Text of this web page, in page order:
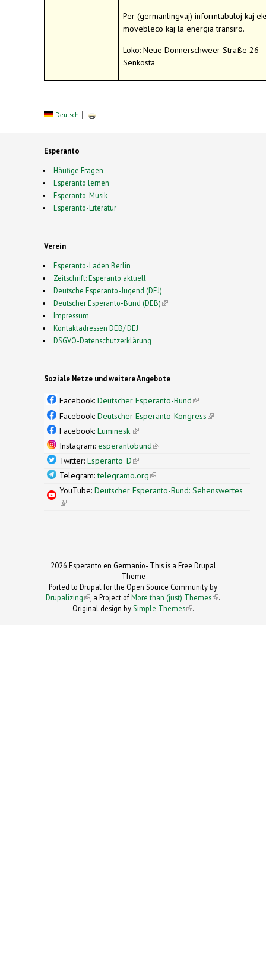
Per (germanlingvaj) informtabuloj kaj
movebleco kaj la energia transiro.
Loko: Neue Donnerschweer Straße 26
Senkosta
Deutsch
Esperanto
Häufige Fragen
Esperanto lernen
Esperanto-Musik
Esperanto-Literatur
Verein
Esperanto-Laden Berlin
Zeitschrift: Esperanto aktuell
Deutsche Esperanto-Jugend (DEJ)
Deutscher Esperanto-Bund (DEB)(link is external)
Impressum
Kontaktadressen DEB/ DEJ
DSGVO-Datenschutzerklärung
Soziale Netze und weitere Angebote
Facebook: Deutscher Esperanto-Bund(link is
external)
Facebook: Deutscher Esperanto-Kongress(link is
Facebook: Luminesk'(link is external)
Instagram: esperantobund(link is external)
Twitter: Esperanto_D(link is external)
Telegram:telegramo.org(link is external)
YouTube: Deutscher Esperanto-Bund: Sehenswertes
(link is external)
2026 Esperanto en Germanio- This is a Free Drupal
Theme
Ported to Drupal for the Open Source Community by
Drupalizing(link is external)
, a Project ofMore than (just) Themes (link is
.
Original design bySimple Themes
(link is
.